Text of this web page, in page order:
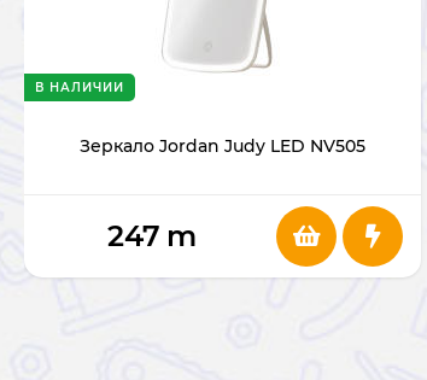
Зеркало Jordan Judy LED NV505
В НАЛИЧИИ
247 m